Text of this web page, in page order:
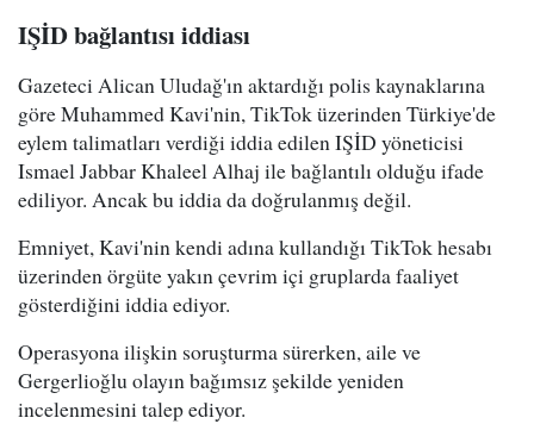
IŞİD bağlantısı iddiası
Gazeteci Alican Uludağ'ın aktardığı polis kaynaklarına
göre Muhammed Kavi'nin, TikTok üzerinden Türkiye'de
eylem talimatları verdiği iddia edilen IŞİD yöneticisi
Ismael Jabbar Khaleel Alhaj ile bağlantılı olduğu ifade
ediliyor. Ancak bu iddia da doğrulanmış değil.
Emniyet, Kavi'nin kendi adına kullandığı TikTok hesabı
üzerinden örgüte yakın çevrim içi gruplarda faaliyet
gösterdiğini iddia ediyor.
Operasyona ilişkin soruşturma sürerken, aile ve
Gergerlioğlu olayın bağımsız şekilde yeniden
incelenmesini talep ediyor.